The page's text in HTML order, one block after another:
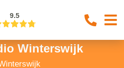
9.5
Winterswijk